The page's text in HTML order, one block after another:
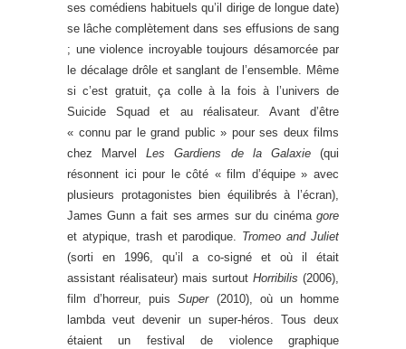
ses comédiens habituels qu’il dirige de longue date)
se lâche complètement dans ses effusions de sang
; une violence incroyable toujours désamorcée par
le décalage drôle et sanglant de l’ensemble. Même
si c’est gratuit, ça colle à la fois à l’univers de
Suicide Squad et au réalisateur. Avant d’être
« connu par le grand public » pour ses deux films
chez MarvelLes Gardiens de la Galaxie(qui
résonnent ici pour le côté « film d’équipe » avec
plusieurs protagonistes bien équilibrés à l’écran),
James Gunn a fait ses armes sur du cinéma gore
et atypique, trash et parodique. Tromeo and Juliet
(sorti en 1996, qu’il a co-signé et où il était
assistant réalisateur) mais surtout Horribilis (2006),
film d’horreur, puisSuper(2010), où un homme
lambda veut devenir un super-héros. Tous deux
étaient un festival de violence graphique